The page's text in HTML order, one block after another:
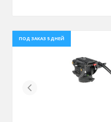
ПОД ЗАКАЗ 5 ДНЕЙ
Previous